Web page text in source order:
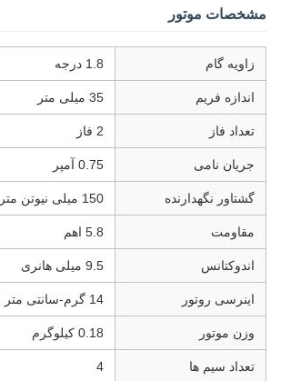
مشخصات موتور
زاویه گام 1.8 درجه
اندازه فریم 35 میلی متر
تعداد فاز
جریان نامی 0.75 آمپر
گشتاور نگهدارنده 150 میلی نیوتن متر
مقاومت 5.8 اهم
اندوکتانس 9.5 میلی هانری
اینرسی روتور 14 گرم-سانتی متر مربع
وزن موتور 0.18 کیلوگرم
تعداد سیم ها 4